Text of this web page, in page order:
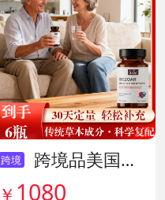
跨境
跨境品美国拜滋牛黄安神宝 货号141775
￥ 1080